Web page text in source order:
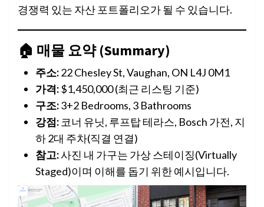
경쟁력 있는 자산 포트폴리오가 될 수 있습니다.
🏠 매물 요약 (Summary)
주소:22 Chesley St, Vaughan, ON L4J 0M1
가격:$1,450,000 (최근 리스팅 기준)
구조:3+2 Bedrooms, 3 Bathrooms
강점: 코너 유닛, 루프탑 테라스, Bosch 가전, 지
하 2대 주차(직결 연결)
참고:사진 내 가구는 가상 스테이징(Virtually
Staged)이며 이해를 돕기 위한 예시입니다.